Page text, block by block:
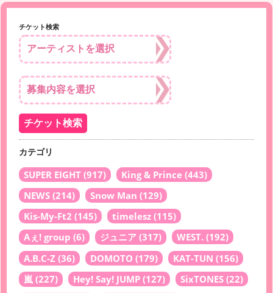
チケット検索
カテゴリ
SUPER EIGHT (917) King & Prince (443)
NEWS (214) Snow Man (129)
Kis-My-Ft2 (145) timelesz (115)
Aぇ! group (6) ジュニア (317) WEST. (192)
A.B.C-Z (36) DOMOTO (179) KAT-TUN (156)
嵐 (227) Hey! Say! JUMP (127) SixTONES (22)